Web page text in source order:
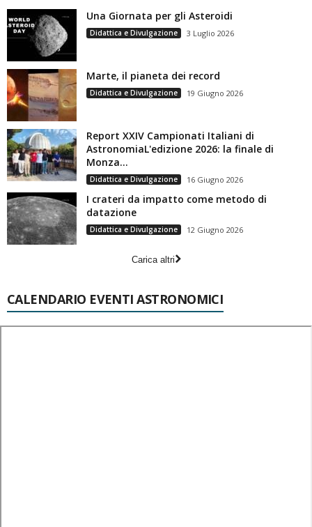
Una Giornata per gli Asteroidi
Didattica e Divulgazione 3 Luglio 2026
Marte, il pianeta dei record
Didattica e Divulgazione 19 Giugno 2026
Report XXIV Campionati Italiani di
AstronomiaL'edizione 2026: la finale di
Monza...
Didattica e Divulgazione 16 Giugno 2026
I crateri da impatto come metodo di
datazione
Didattica e Divulgazione 12 Giugno 2026
Carica altri
CALENDARIO EVENTI ASTRONOMICI